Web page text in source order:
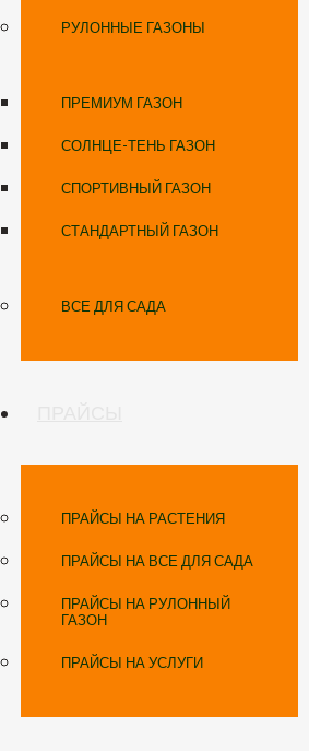
РУЛОННЫЕ ГАЗОНЫ
ПРЕМИУМ ГАЗОН
СОЛНЦЕ-ТЕНЬ ГАЗОН
СПОРТИВНЫЙ ГАЗОН
СТАНДАРТНЫЙ ГАЗОН
ВСЕ ДЛЯ САДА
ПРАЙСЫ НА РАСТЕНИЯ
ПРАЙСЫ НА ВСЕ ДЛЯ САДА
ПРАЙСЫ НА РУЛОННЫЙ
ГАЗОН
ПРАЙСЫ НА УСЛУГИ